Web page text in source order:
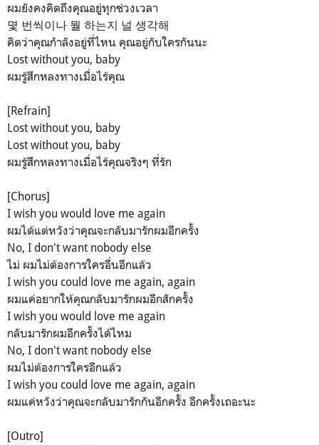
ผมยังคงคิดถึงคุณอยู่ทุกช่วงเวลา
몇 번씩이나 뭘 하는지 널 생각해
คิดว่าคุณกำลังอยู่ที่ไหน คุณอยู่กับใครกันนะ
Lost without you, baby
ผมรู้สึกหลงทางเมื่อไร้คุณ
[Refrain]
Lost without you, baby
Lost without you, baby
ผมรู้สึกหลงทางเมื่อไร้คุณจริงๆ ที่รัก
[Chorus]
I wish you would love me again
ผมได้แต่หวังว่าคุณจะกลับมารักผมอีกครั้ง
No, I don't want nobody else
ไม่ ผมไม่ต้องการใครอื่นอีกแล้ว
I wish you could love me again, again
ผมแค่อยากให้คุณกลับมารักผมอีกสักครั้ง
I wish you would love me again
กลับมารักผมอีกครั้งได้ไหม
No, I don't want nobody else
ผมไม่ต้องการใครอีกแล้ว
I wish you could love me again, again
ผมแค่หวังว่าคุณจะกลับมารักกันอีกครั้ง อีกครั้งเถอะนะ
[Outro]